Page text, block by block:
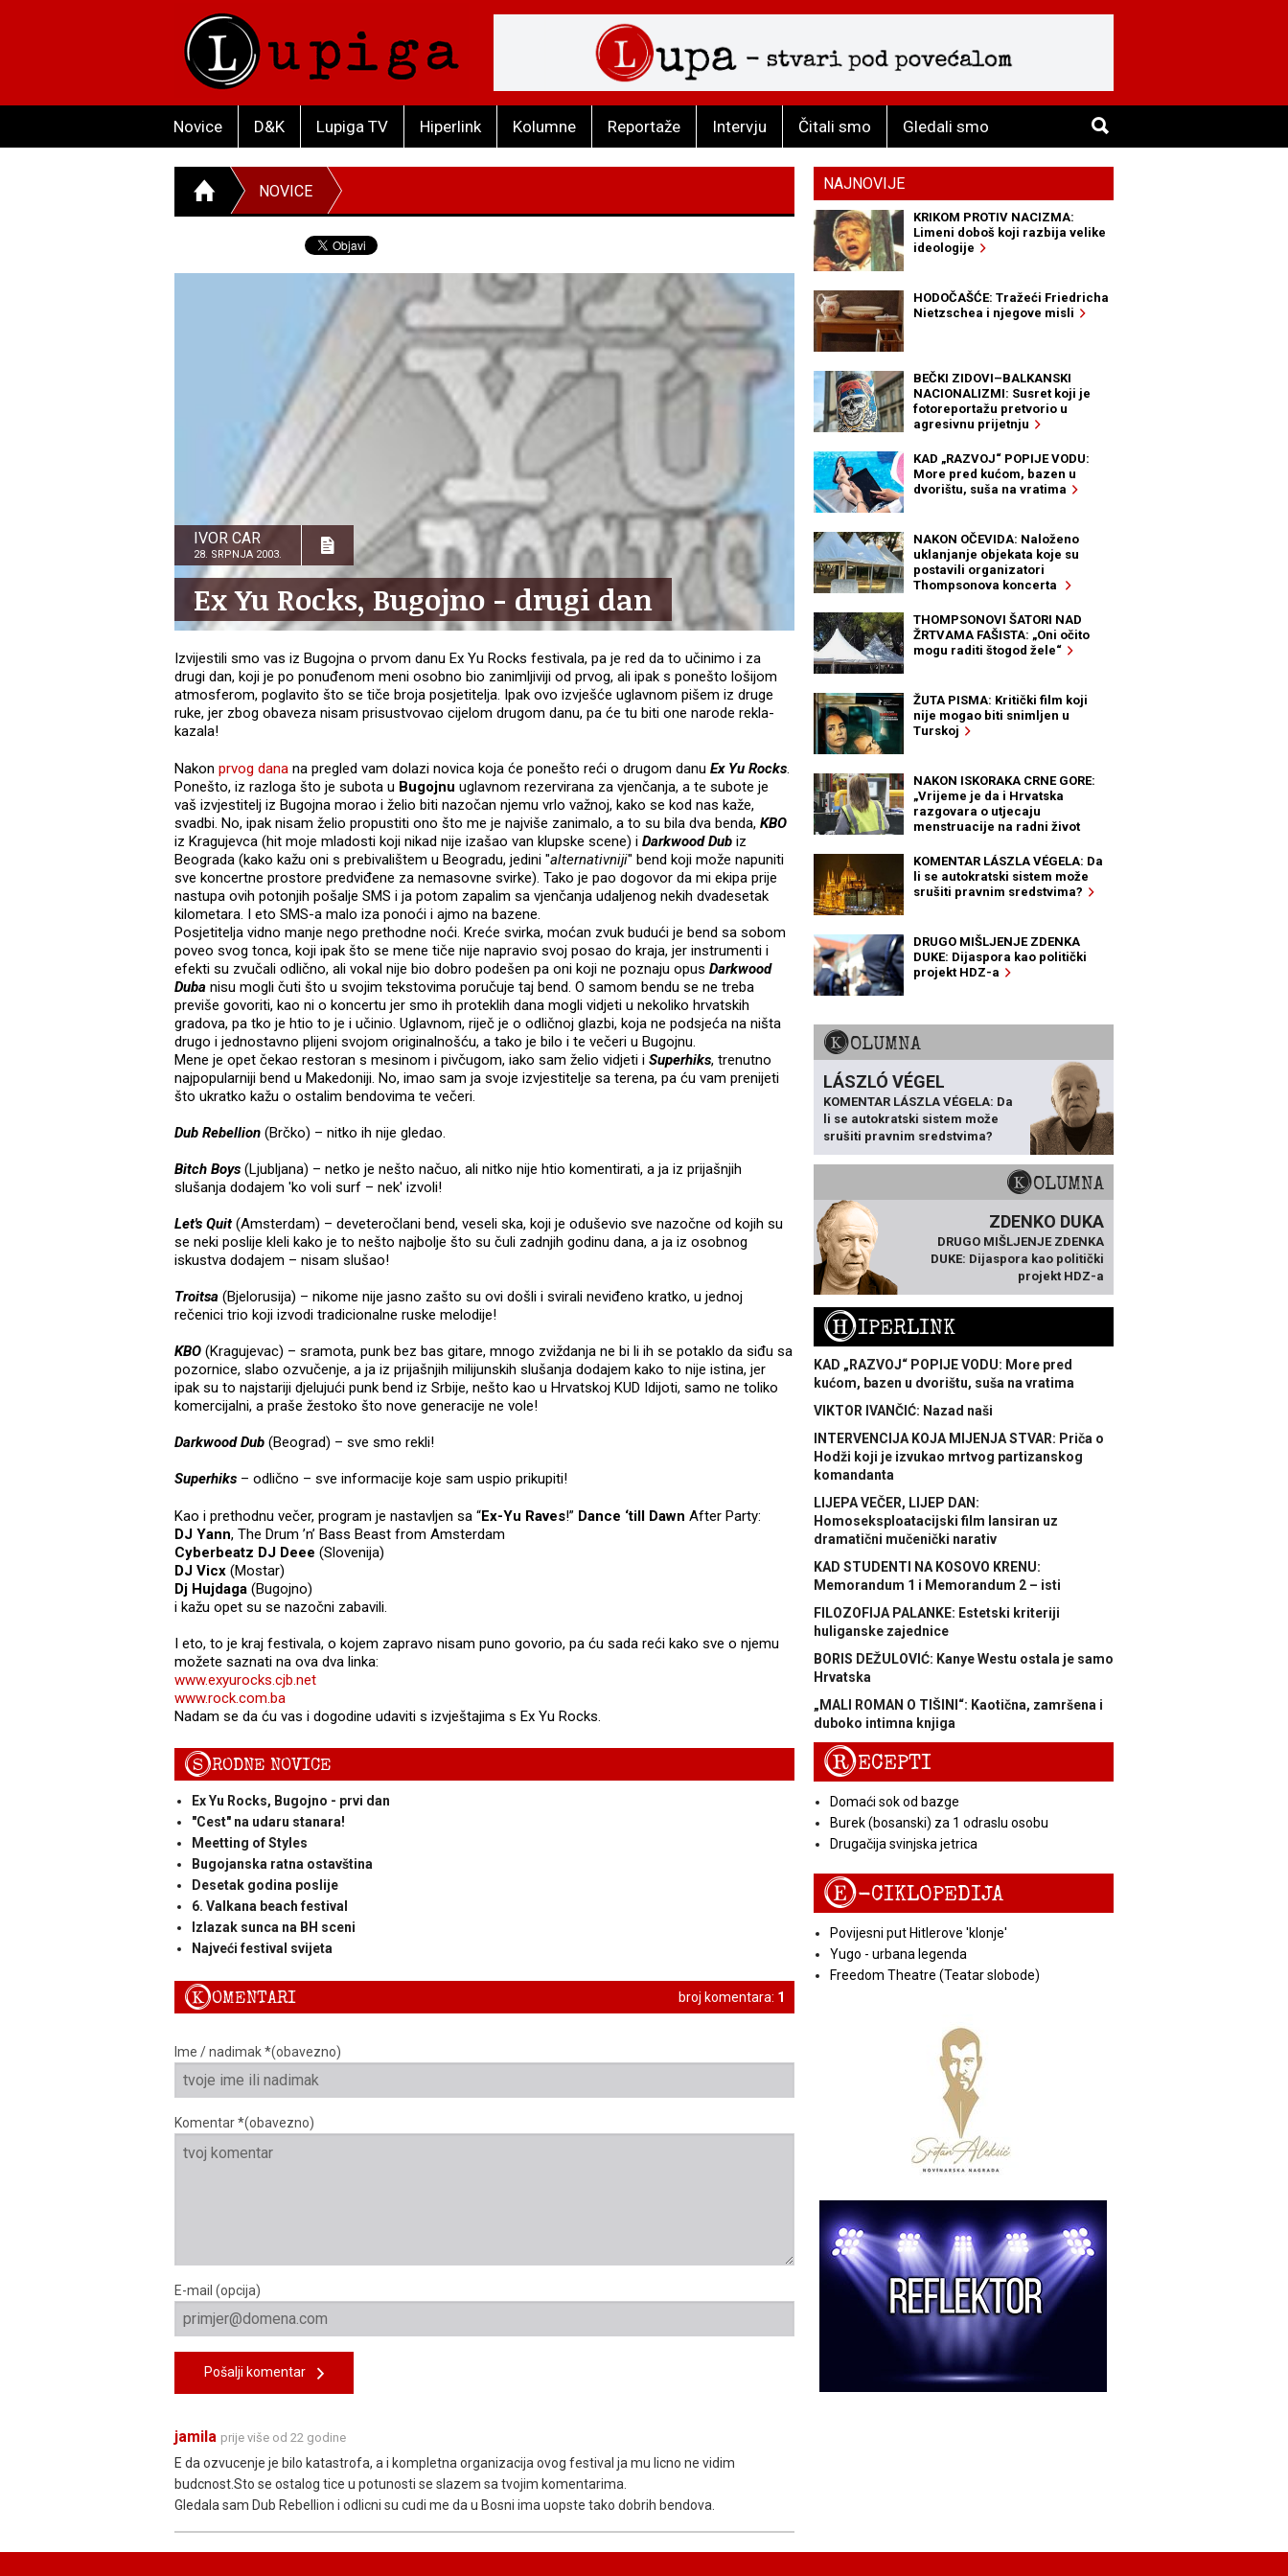
Novice D&K Lupiga TV Hiperlink Kolumne Reportaže Intervju Čitali smo Gledali smo
NOVICE
IVOR CAR
28. SRPNJA 2003.
Ex Yu Rocks, Bugojno - drugi dan
Izvijestili smo vas iz Bugojna o prvom danu Ex Yu Rocks festivala, pa je red da to učinimo i za
drugi dan, koji je po ponuđenom meni osobno bio zanimljiviji od prvog, ali ipak s ponešto lošijom
atmosferom, poglavito što se tiče broja posjetitelja. Ipak ovo izvješće uglavnom pišem iz druge
ruke, jer zbog obaveza nisam prisustvovao cijelom drugom danu, pa će tu biti one narode rekla-
kazala!
Nakon prvog dana na pregled vam dolazi novica koja će ponešto reći o drugom danu Ex Yu Rocks.
Ponešto, iz razloga što je subota u Bugojnu uglavnom rezervirana za vjenčanja, a te subote je
vaš izvjestitelj iz Bugojna morao i želio biti nazočan njemu vrlo važnoj, kako se kod nas kaže,
svadbi. No, ipak nisam želio propustiti ono što me je najviše zanimalo, a to su bila dva benda, KBO
iz Kragujevca (hit moje mladosti koji nikad nije izašao van klupske scene) i Darkwood Dub iz
Beograda (kako kažu oni s prebivalištem u Beogradu, jedini "alternativniji" bend koji može napuniti
sve koncertne prostore predviđene za nemasovne svirke). Tako je pao dogovor da mi ekipa prije
nastupa ovih potonjih pošalje SMS i ja potom zapalim sa vjenčanja udaljenog nekih dvadesetak
kilometara. I eto SMS-a malo iza ponoći i ajmo na bazene.
Posjetitelja vidno manje nego prethodne noći. Kreće svirka, moćan zvuk budući je bend sa sobom
poveo svog tonca, koji ipak što se mene tiče nije napravio svoj posao do kraja, jer instrumenti i
efekti su zvučali odlično, ali vokal nije bio dobro podešen pa oni koji ne poznaju opus Darkwood
Duba nisu mogli čuti što u svojim tekstovima poručuje taj bend. O samom bendu se ne treba
previše govoriti, kao ni o koncertu jer smo ih proteklih dana mogli vidjeti u nekoliko hrvatskih
gradova, pa tko je htio to je i učinio. Uglavnom, riječ je o odličnoj glazbi, koja ne podsjeća na ništa
drugo i jednostavno plijeni svojom originalnošću, a tako je bilo i te večeri u Bugojnu.
Mene je opet čekao restoran s mesinom i pivčugom, iako sam želio vidjeti i Superhiks, trenutno
najpopularniji bend u Makedoniji. No, imao sam ja svoje izvjestitelje sa terena, pa ću vam prenijeti
što ukratko kažu o ostalim bendovima te večeri.
Dub Rebellion (Brčko) – nitko ih nije gledao.
Bitch Boys (Ljubljana) – netko je nešto načuo, ali nitko nije htio komentirati, a ja iz prijašnjih
slušanja dodajem 'ko voli surf – nek' izvoli!
Let's Quit(Amsterdam) – deveteročlani bend, veseli ska, koji je oduševio sve nazočne od kojih su
se neki poslije kleli kako je to nešto najbolje što su čuli zadnjih godinu dana, a ja iz osobnog
iskustva dodajem – nisam slušao!
Troitsa (Bjelorusija) – nikome nije jasno zašto su ovi došli i svirali neviđeno kratko, u jednoj
rečenici trio koji izvodi tradicionalne ruske melodije!
KBO (Kragujevac) – sramota, punk bez bas gitare, mnogo zviždanja ne bi li ih se potaklo da siđu sa
pozornice, slabo ozvučenje, a ja iz prijašnjih milijunskih slušanja dodajem kako to nije istina, jer
ipak su to najstariji djelujući punk bend iz Srbije, nešto kao u Hrvatskoj KUD Idijoti, samo ne toliko
komercijalni, a praše žestoko što nove generacije ne vole!
Darkwood Dub (Beograd) – sve smo rekli!
Superhiks – odlično – sve informacije koje sam uspio prikupiti!
Kao i prethodnu večer, program je nastavljen sa “Ex-Yu Raves!” Dance ‘till Dawn After Party:
DJ Yann, The Drum ’n’ Bass Beast from Amsterdam
Cyberbeatz DJ Deee (Slovenija)
DJ Vicx (Mostar)
Dj Hujdaga (Bugojno)
i kažu opet su se nazočni zabavili.
I eto, to je kraj festivala, o kojem zapravo nisam puno govorio, pa ću sada reći kako sve o njemu
možete saznati na ova dva linka:
www.exyurocks.cjb.net
www.rock.com.ba
Nadam se da ću vas i dogodine udaviti s izvještajima s Ex Yu Rocks.
SRODNE NOVICE
Ex Yu Rocks, Bugojno - prvi dan
"Cest" na udaru stanara!
Meetting of Styles
Bugojanska ratna ostavština
Desetak godina poslije
6. Valkana beach festival
Izlazak sunca na BH sceni
Najveći festival svijeta
broj komentara: 1
KOMENTARI
Ime / nadimak *(obavezno)
Komentar *(obavezno)
E-mail (opcija)
Pošalji komentar
jamila prije više od 22 godine
E da ozvucenje je bilo katastrofa, a i kompletna organizacija ovog festival ja mu licno ne vidim
budcnost.Sto se ostalog tice u potunosti se slazem sa tvojim komentarima.
Gledala sam Dub Rebellion i odlicni su cudi me da u Bosni ima uopste tako dobrih bendova.
NAJNOVIJE
KRIKOM PROTIV NACIZMA:
Limeni doboš koji razbija velike
ideologije
HODOČAŠĆE: Tražeći Friedricha
Nietzschea i njegove misli
BEČKI ZIDOVI–BALKANSKI
NACIONALIZMI: Susret koji je
fotoreportažu pretvorio u
agresivnu prijetnju
KAD „RAZVOJ“ POPIJE VODU:
More pred kućom, bazen u
dvorištu, suša na vratima
NAKON OČEVIDA: Naloženo
uklanjanje objekata koje su
postavili organizatori
Thompsonova koncerta
THOMPSONOVI ŠATORI NAD
ŽRTVAMA FAŠISTA: „Oni očito
mogu raditi štogod žele“
ŽUTA PISMA: Kritički film koji
nije mogao biti snimljen u
Turskoj
NAKON ISKORAKA CRNE GORE:
„Vrijeme je da i Hrvatska
razgovara o utjecaju
menstruacije na radni život
KOMENTAR LÁSZLA VÉGELA: Da
li se autokratski sistem može
srušiti pravnim sredstvima?
DRUGO MIŠLJENJE ZDENKA
DUKE: Dijaspora kao politički
projekt HDZ-a
KOLUMNA
LÁSZLÓ VÉGEL
KOMENTAR LÁSZLA VÉGELA: Da
li se autokratski sistem može
srušiti pravnim sredstvima?
KOLUMNA
ZDENKO DUKA
DRUGO MIŠLJENJE ZDENKA
DUKE: Dijaspora kao politički
projekt HDZ-a
HIPERLINK
KAD „RAZVOJ“ POPIJE VODU: More pred
kućom, bazen u dvorištu, suša na vratima
VIKTOR IVANČIĆ: Nazad naši
INTERVENCIJA KOJA MIJENJA STVAR: Priča o
Hodži koji je izvukao mrtvog partizanskog
komandanta
LIJEPA VEČER, LIJEP DAN:
Homoseksploatacijski film lansiran uz
dramatični mučenički narativ
KAD STUDENTI NA KOSOVO KRENU:
Memorandum 1 i Memorandum 2 – isti
FILOZOFIJA PALANKE: Estetski kriteriji
huliganske zajednice
BORIS DEŽULOVIĆ: Kanye Westu ostala je samo
Hrvatska
„MALI ROMAN O TIŠINI“: Kaotična, zamršena i
duboko intimna knjiga
RECEPTI
Domaći sok od bazge
Burek (bosanski) za 1 odraslu osobu
Drugačija svinjska jetrica
E-CIKLOPEDIJA
Povijesni put Hitlerove 'klonje'
Yugo - urbana legenda
Freedom Theatre (Teatar slobode)